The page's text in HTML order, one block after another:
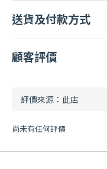
送貨及付款方式
顧客評價
尚未有任何評價